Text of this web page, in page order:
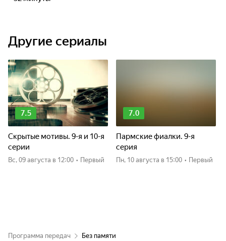
Другие сериалы
7.5
Скрытые мотивы. 9-я и 10-я
серии
вс, 09 августа в 12:00 • Первый
7.0
Пармские фиалки. 9-я
серия
пн, 10 августа в 15:00 • Первый
Программа передач Без памяти